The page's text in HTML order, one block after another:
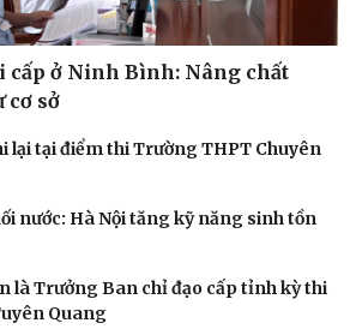
Giải trí
cấp ở Ninh Bình: Nâng chất
cơ sở
lại tại điểm thi Trường THPT Chuyên
nước: Hà Nội tăng kỹ năng sinh tồn
là Trưởng Ban chỉ đạo cấp tỉnh kỳ thi
Quang